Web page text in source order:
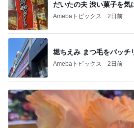
だいたの夫 渋い菓子を気
Amebaトピックス 2日前
堀ちえみ まつ毛をバッチ
Amebaトピックス 2日前